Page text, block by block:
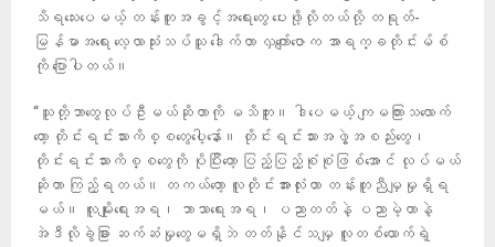
သိရသေးပေမယ့် တန်းတူအခွင့်အရေးတွေ ပေးဖို့လိုတယ်လို့ တရုတ်-
မြန်မာအရေး လေ့လာသုံးသပ်သူ ဒေါက်တာ လှကျော်ဇောက အာရက္ခတိုင်းမ်စ်
ကို ပြောပါတယ်။
“သူတို့ဘာတွေလုပ်ဦးမယ်ဆိုတာကို မသိဘူး။ ဒါပေမယ့် ကျမကြားသ‌လောက်
တော့ တိုင်းရင်းသားကိစ္စတွေပေါ့နော်။ တိုင်းရင်းသားအဖွဲ့အစည်းတွေ၊
တိုင်းရင်းသားကိစ္စတွေကို ပိုပြီးတော့ ပြည့်ပြည့်စုံစုံဖြစ်အောင် လုပ်မယ်
ဆိုတာ ကြည့်ရတယ်။ တကယ်တော့ လူတိုင်းအားလုံးဟာ တန်းတူညီမျှမှုရှိရ
မယ်။ လူမျိုးရေးအရ၊ ဘာသာရေးအရ၊ ပညာတတ်နဲ့ ပညာမဲ့တာနဲ့
အဲဒီလိုခွဲခြား ဆက်ဆံမှုတွေမရှိဘဲ တတ်နိုင်သမျှ လူတစ်ယောက်ရဲ့